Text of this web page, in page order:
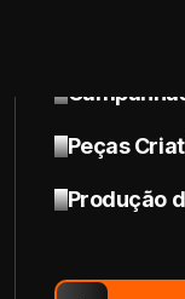
Peças
Produção